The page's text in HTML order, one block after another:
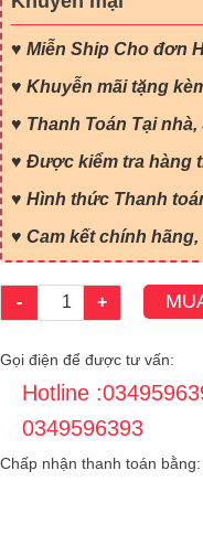
♥ Miễn Ship Cho đơn
♥ Khuyễn mãi tặng
♥ Thanh Toán Tại
♥ Được kiểm tra hàng
♥ Hình thức Thanh
♥ Cam kết chính
- +
Gọi điện để được tư vấn:
Hotline
0349596393
Chấp nhận thanh toán bằng: